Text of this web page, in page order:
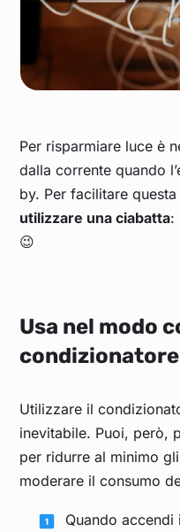
Per risparmiare luce è
dalla corrente quando
by. Per facilitare
utilizzare una ciabatta:
😉
Usa nel modo
condizionatore
Utilizzare il
inevitabile. Puoi, però,
per ridurre al minimo
moderare il consumo
Quando